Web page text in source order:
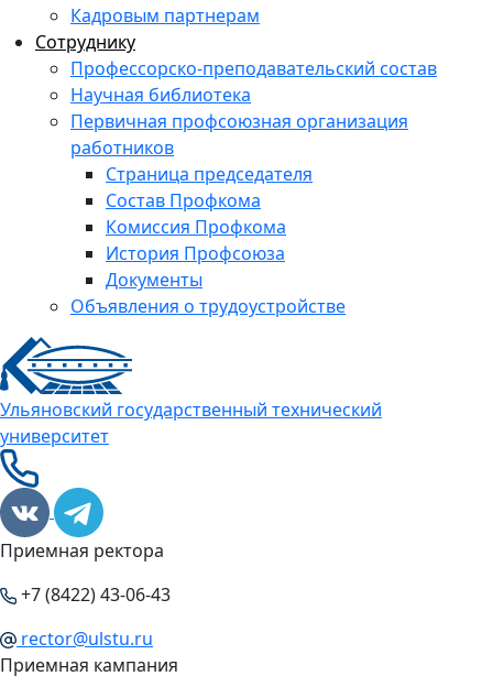
Кадровым партнерам
Сотруднику
Профессорско-преподавательский состав
Научная библиотека
Первичная профсоюзная организация
работников
Страница председателя
Состав Профкома
Комиссия Профкома
История Профсоюза
Документы
Объявления о трудоустройстве
Ульяновский государственный технический
университет
Приемная ректора
+7 (8422) 43-06-43
rector@ulstu.ru
Приемная кампания